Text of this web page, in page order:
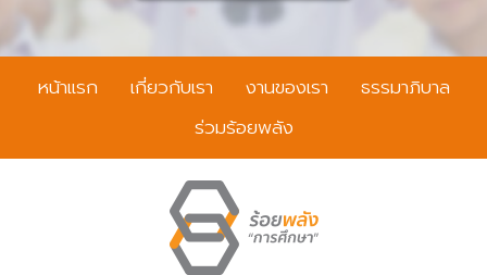
ท
ร
ศั
ท์
b
o
หน้าแรก เกี่ยวกับเรา งานของเรา
ธรรมาภิบาล
ร่วมร้อยพลัง